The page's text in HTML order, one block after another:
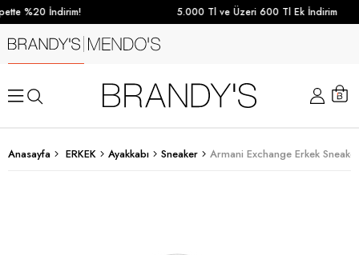
%20 İndirim! 5.000 Tl ve Üzeri 600 Tl Ek İndirim
Anasayfa ERKEK Ayakkabı Sneaker Armani Exchange Erkek